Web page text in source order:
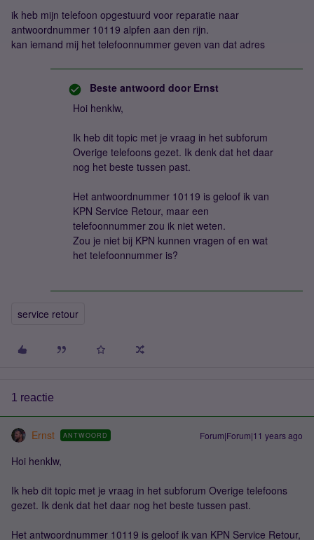
ik heb mijn telefoon opgestuurd voor reparatie naar
antwoordnummer 10119 alpfen aan den rijn.
kan iemand mij het telefoonnummer geven van dat adres
Beste antwoord door Ernst
Hoi henklw,
Ik heb dit topic met je vraag in het subforum
Overige telefoons gezet. Ik denk dat het daar
nog het beste tussen past.
Het antwoordnummer 10119 is geloof ik van
KPN Service Retour, maar een
telefoonnummer zou ik niet weten.
Zou je niet bij KPN kunnen vragen of en wat
het telefoonnummer is?
service retour
1 reactie
Ernst ANTWOORD Forum|Forum|11 years ago
Hoi henklw,
Ik heb dit topic met je vraag in het subforum Overige telefoons
gezet. Ik denk dat het daar nog het beste tussen past.
Het antwoordnummer 10119 is geloof ik van KPN Service Retour,